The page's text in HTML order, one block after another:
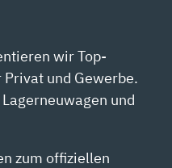
wir Top-
und Gewerbe.
und
zum offiziellen